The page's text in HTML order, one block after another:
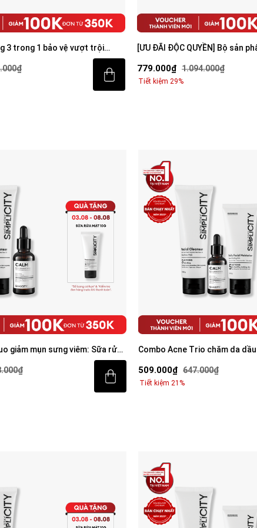
3 trong 1 bảo vệ vượt trội
80ml với SPF 50+ PA++++
[ƯU ĐÃI ĐỘC QUYỀN] Bộ sản
779.000₫ 1.094.000₫
Tiết kiệm 29%
giảm mụn sưng viêm: Sữa rửa
Combo Acne Trio chăm da
mặt 100g, Serum Calm 30ml,
509.000₫ 647.000₫
Tiết kiệm 21%